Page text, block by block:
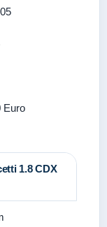
Euro
1.8 CDX